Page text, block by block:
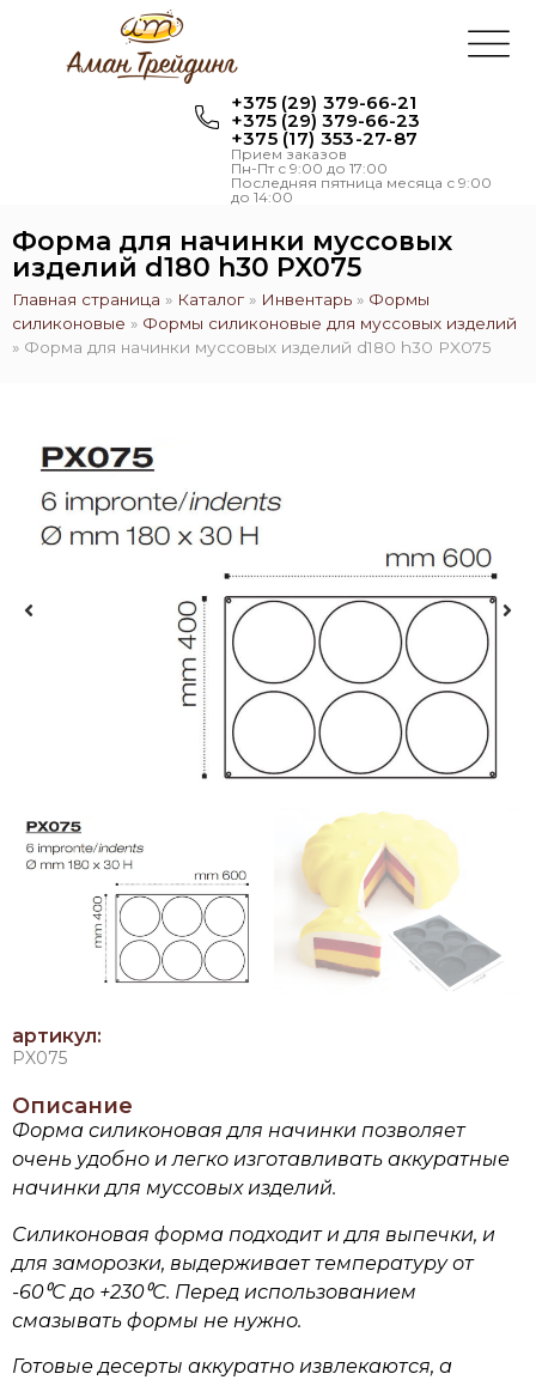
+375 (29) 379-66-21
+375 (29) 379-66-23
+375 (17) 353-27-87
Прием заказов
Пн-Пт с 9:00 до 17:00
Последняя пятница месяца с 9:00
до 14:00
Форма для начинки муссовых
изделий d180 h30 PX075
Главная страница » Каталог » Инвентарь » Формы
силиконовые » Формы силиконовые для муссовых изделий
» Форма для начинки муссовых изделий d180 h30 PX075
артикул:
PX075
Описание
Форма силиконовая для начинки позволяет
очень удобно и легко изготавливать аккуратные
начинки для муссовых изделий.
Силиконовая форма подходит и для выпечки, и
для заморозки, выдерживает температуру от
-60⁰С до +230⁰С. Перед использованием
смазывать формы не нужно.
Готовые десерты аккуратно извлекаются, а